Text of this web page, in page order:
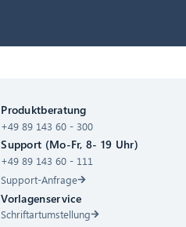
Produktberatung
+49 89 143 60 - 300
Support (Mo-Fr, 8- 19 Uhr)
+49 89 143 60 - 111
Support-Anfrage
Vorlagenservice
Schriftartumstellung
Hallo! Was kann ich für Sie tun?